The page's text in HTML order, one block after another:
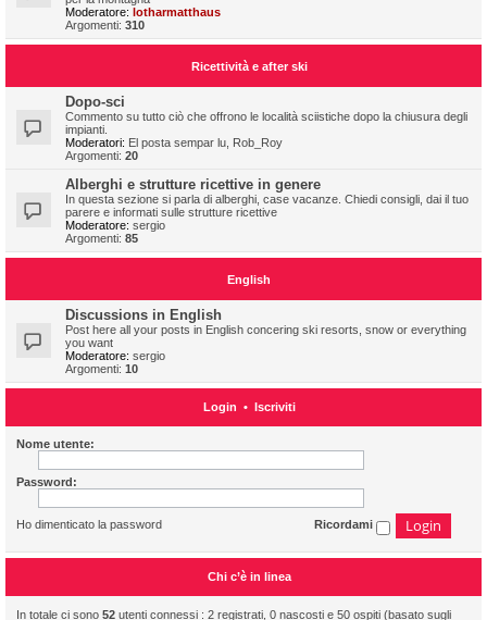
Moderatore: lotharmatthaus
Argomenti: 310
Ricettività e after ski
Dopo-sci
Commento su tutto ciò che offrono le località sciistiche dopo la chiusura degli
impianti.
Moderatori: El posta sempar lu Rob_Roy
Argomenti: 20
Alberghi e strutture ricettive in genere
In questa sezione si parla di alberghi, case vacanze. Chiedi consigli, dai il tuo
parere e informati sulle strutture ricettive
Moderatore: sergio
Argomenti: 85
English
Discussions in English
Post here all your posts in English concering ski resorts, snow or everything
you want
Moderatore: sergio
Argomenti: 10
Login • Iscriviti
Nome utente:
Password:
Ho dimenticato la password Ricordami
Chi c’è in linea
In totale ci sono 52 utenti connessi : 2 registrati, 0 nascosti e 50 ospiti (basato sugli